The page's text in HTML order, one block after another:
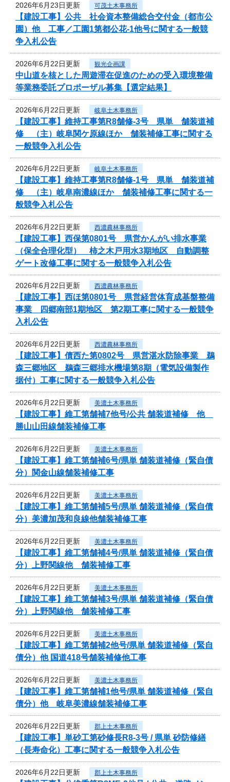
2026年6月23日更新 可茂土木事務所
【建設工事】公共 社会資本整備総合交付金（都市公
園）他 工事／工園1第都公花-1他号に関する一般競
争入札公告
2026年6月22日更新 観光企画課
中山道を核とした周遊滞在促進のための受入環境整備
等業務委託プロポーザル募集【選定結果】
2026年6月22日更新 岐阜土木事務所
【建設工事】維持工事第R8舗修-3号 県単 舗装道補
修 （主）岐阜関ケ原線ほか 舗装補修工事に関する
一般競争入札公告
2026年6月22日更新 岐阜土木事務所
【建設工事】維持工事第R8舗修-1号 県単 舗装道補
修 （主）岐阜南濃線ほか 舗装補修工事に関する一
般競争入札公告
2026年6月22日更新 西濃農林事務所
【建設工事】西保第0801号 県営かんがい排水事業
（保全合理化型） 柿之木戸用水3期地区 自動調整
ゲート改修工事に関する一般競争入札公告
2026年6月22日更新 西濃農林事務所
【建設工事】西ほ第0801号 県営経営体育成基盤整備
事業 四郷南部1期地区 第2期工事に関する一般競争
入札公告
2026年6月22日更新 西濃農林事務所
【建設工事】債西た第0802号 県営湛水防除事業 鵜
森三郷地区 鵜森三郷排水機場第8期（電気設備製作
据付）工事に関する一般競争入札公告
2026年6月22日更新 美濃土木事務所
【建設工事】維工第舗補7他号/公共 舗装道補修 他
勝山山田線舗装補修工事
2026年6月22日更新 美濃土木事務所
【建設工事】維工第舗補6号/県単 舗装道補修（緊自債
分）関金山線舗装補修工事
2026年6月22日更新 美濃土木事務所
【建設工事】維工第舗補5号/県単 舗装道補修（緊自債
分）美濃加茂和良線他舗装補修工事
2026年6月22日更新 美濃土木事務所
【建設工事】維工第舗補4号/県単 舗装道補修（緊自債
分）上野関線他 舗装補修工事
2026年6月22日更新 美濃土木事務所
【建設工事】維工第舗補3号/県単 舗装道補修（緊自債
分）上野関線他 舗装補修工事
2026年6月22日更新 美濃土木事務所
【建設工事】維工第舗補2他号/県単 舗装道補修（緊自
債分）他 国道418号舗装補修他工事
2026年6月22日更新 美濃土木事務所
【建設工事】維工第舗補1他号/県単 舗装道補修（緊自
債分）他 岐阜美濃線舗装補修工事
2026年6月22日更新 郡上土木事務所
【建設工事】単砂工第砂修長R8-3号 / 県単 砂防修繕
（長寿命化）工事に関する一般競争入札公告
2026年6月22日更新 郡上土木事務所